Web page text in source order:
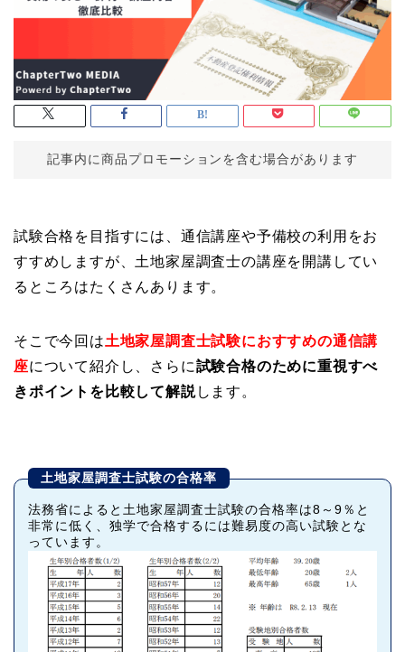
記事内に商品プロモーションを含む場合があります
試験合格を目指すには、通信講座や予備校の利用をお
すすめしますが、土地家屋調査士の講座を開講してい
るところはたくさんあります。
そこで今回は土地家屋調査士試験におすすめの通信講
座について紹介し、さらに試験合格のために重視すべ
きポイントを比較して解説します。
土地家屋調査士試験の合格率
法務省によると土地家屋調査士試験の合格率は8～9％と
非常に低く、独学で合格するには難易度の高い試験とな
っています。